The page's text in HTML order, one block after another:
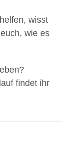
wisst
wie es
findet ihr